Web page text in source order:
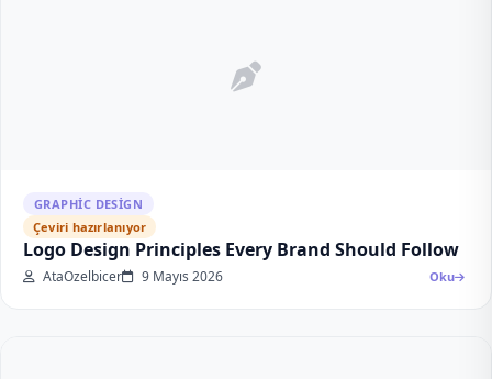
GRAPHIC DESIGN
Çeviri hazırlanıyor
Logo Design Principles Every Brand Should Follow
AtaOzelbicer 9 Mayıs 2026 Oku